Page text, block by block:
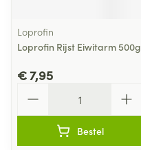
Loprofin
Loprofin Rijst Eiwitarm 500g
€ 7,95
Bestel